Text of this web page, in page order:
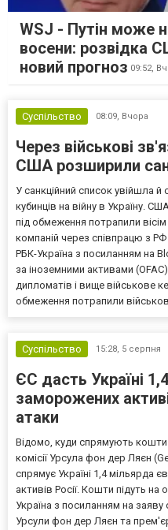
WSJ - Путін може
восени: розвідка
новий прогноз 09:52,
Суспільство 08:09, Вчора
Через військові
США розширили
У санкційний список увійшла
кубинців на війну в Україну.
під обмеження потрапили
компаній через співпрацю з
РБК-Україна з посиланням на
за іноземними активами
дипломатів і вище військове
обмеження потрапили
Суспільство 15:28, 5 серпня
ЄС дасть Україні
заморожених
атаки
Відомо, куди спрямують
комісії Урсула фон дер Ляєн
спрямує Україні 1,4 мільярда
активів Росії. Кошти підуть
Україна з посиланням на заяву
Урсули фон дер Ляєн та